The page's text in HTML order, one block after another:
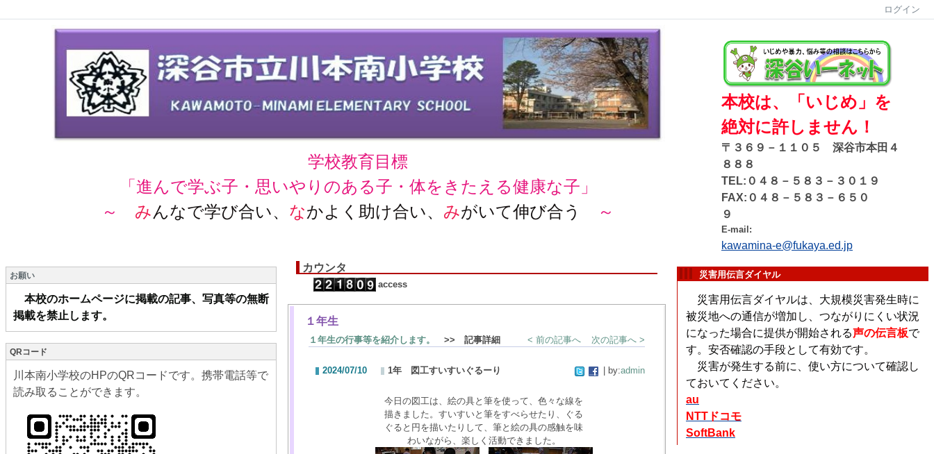
ログイン
学校教育目標
「進んで学ぶ子・思いやりのある子・体をきたえる健康な子」
～ みんなで学び合い、 なかよく助け合い、 みがいて伸び合う ～
本校は、「いじめ」を
絶対に許しません！
〒３６９－１１０５ 深谷市本田４
８８８
TEL:０４８－５８３－３０１９
FAX:０４８－５８３－６５０
９
E-mail:
kawamina-e@fukaya.ed.jp
お願い
本校のホームページに掲載の記事、写真等の無断
掲載を禁止します。
QRコード
川本南小学校のHPのQRコードです。携帯電話等で
読み取ることができます。
カウンタ
access
１年生
１年生の行事等を紹介します。 >> 記事詳細 < 前の記事へ 次の記事へ >
2024/07/10 1年 図工すいすいぐるーり | by:admin
今日の図工は、絵の具と筆を使って、色々な線を
描きました。すいすいと筆をすべらせたり、ぐる
ぐると円を描いたりして、筆と絵の具の感触を味
わいながら、楽しく活動できました。
災害用伝言ダイヤル
災害用伝言ダイヤルは、大規模災害発生時に
被災地への通信が増加し、つながりにくい状況
になった場合に提供が開始される声の伝言板で
す。安否確認の手段として有効です。
災害が発生する前に、使い方について確認し
ておいてください。
au
NTTドコモ
SoftBank